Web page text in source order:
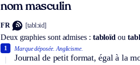
nom masculin
FR [tablɔid]
Deux graphies sont admises : tabloïd ou
Marque déposée. Anglicisme.
Journal de petit format, égal à la
1